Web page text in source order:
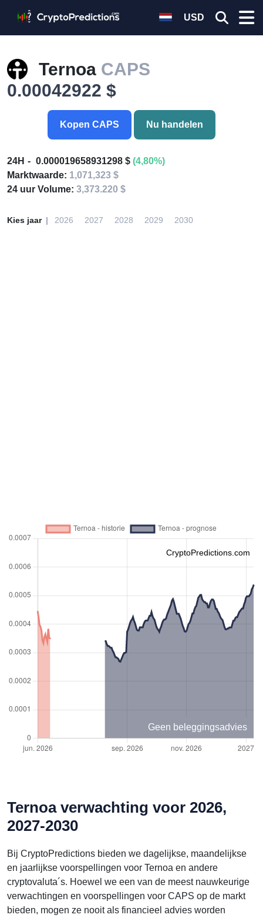
USD
Ternoa CAPS
0.00042922 $
Kopen CAPS Nu handelen
24H 0.000019658931298 $ (4,80%)
Marktwaarde: 1,071,323 $
24 uur Volume: 3,373.220 $
Kies jaar 2026 2027 2028 2029 2030
CryptoPredictions.com
Geen beleggingsadvies
Ternoa verwachting voor 2026,
2027-2030
Bij CryptoPredictions bieden we dagelijkse, maandelijkse
en jaarlijkse voorspellingen voor Ternoa en andere
cryptovaluta´s. Hoewel we een van de meest nauwkeurige
verwachtingen en voorspellingen voor CAPS op de markt
bieden, mogen ze nooit als financieel advies worden